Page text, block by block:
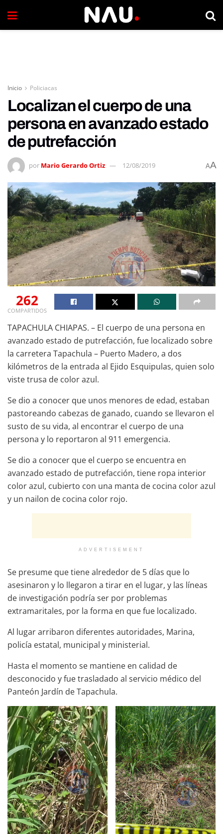
Inicio Policiacas
Localizan el cuerpo de una
persona en avanzado estado
de putrefacción
por Mario Gerardo Ortiz 12/08/2019 AA
262
COMPARTIDOS
TAPACHULA CHIAPAS. – El cuerpo de una persona en
avanzado estado de putrefacción, fue localizado sobre
la carretera Tapachula – Puerto Madero, a dos
kilómetros de la entrada al Ejido Esquipulas, quien solo
viste trusa de color azul.
Se dio a conocer que unos menores de edad, estaban
pastoreando cabezas de ganado, cuando se llevaron el
susto de su vida, al encontrar el cuerpo de una
persona y lo reportaron al 911 emergencia.
Se dio a conocer que el cuerpo se encuentra en
avanzado estado de putrefacción, tiene ropa interior
color azul, cubierto con una manta de cocina color azul
y un nailon de cocina color rojo.
ADVERTISEMENT
Se presume que tiene alrededor de 5 días que lo
asesinaron y lo llegaron a tirar en el lugar, y las líneas
de investigación podría ser por problemas
extramaritales, por la forma en que fue localizado.
Al lugar arribaron diferentes autoridades, Marina,
policía estatal, municipal y ministerial.
Hasta el momento se mantiene en calidad de
desconocido y fue trasladado al servicio médico del
Panteón Jardín de Tapachula.